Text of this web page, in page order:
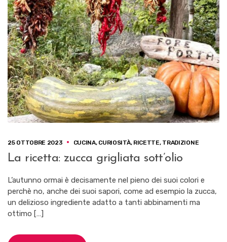
25 OTTOBRE 2023 CUCINA, CURIOSITÀ, RICETTE, TRADIZIONE
La ricetta: zucca grigliata sott’olio
L’autunno ormai è decisamente nel pieno dei suoi colori e
perchè no, anche dei suoi sapori, come ad esempio la zucca,
un delizioso ingrediente adatto a tanti abbinamenti ma
ottimo […]